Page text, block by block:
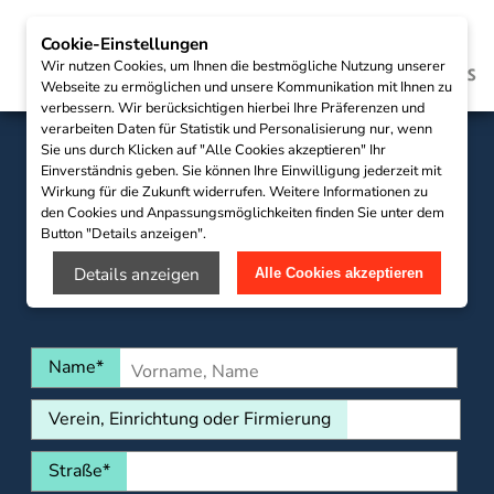
Broschüre zum
Sächsischen
Integrationspreis 2024
Name*
Verein, Einrichtung oder Firmierung
Straße*
Cookie-Einstellungen
Wir nutzen Cookies, um Ihnen die bestmögliche Nutzung unserer
Webseite zu ermöglichen und unsere Kommunikation mit Ihnen zu
verbessern. Wir berücksichtigen hierbei Ihre Präferenzen und
verarbeiten Daten für Statistik und Personalisierung nur, wenn
Sie uns durch Klicken auf "Alle Cookies akzeptieren" Ihr
Einverständnis geben. Sie können Ihre Einwilligung jederzeit mit
Wirkung für die Zukunft widerrufen. Weitere Informationen zu
den Cookies und Anpassungsmöglichkeiten finden Sie unter dem
Button "Details anzeigen".
Details anzeigen Alle Cookies akzeptieren